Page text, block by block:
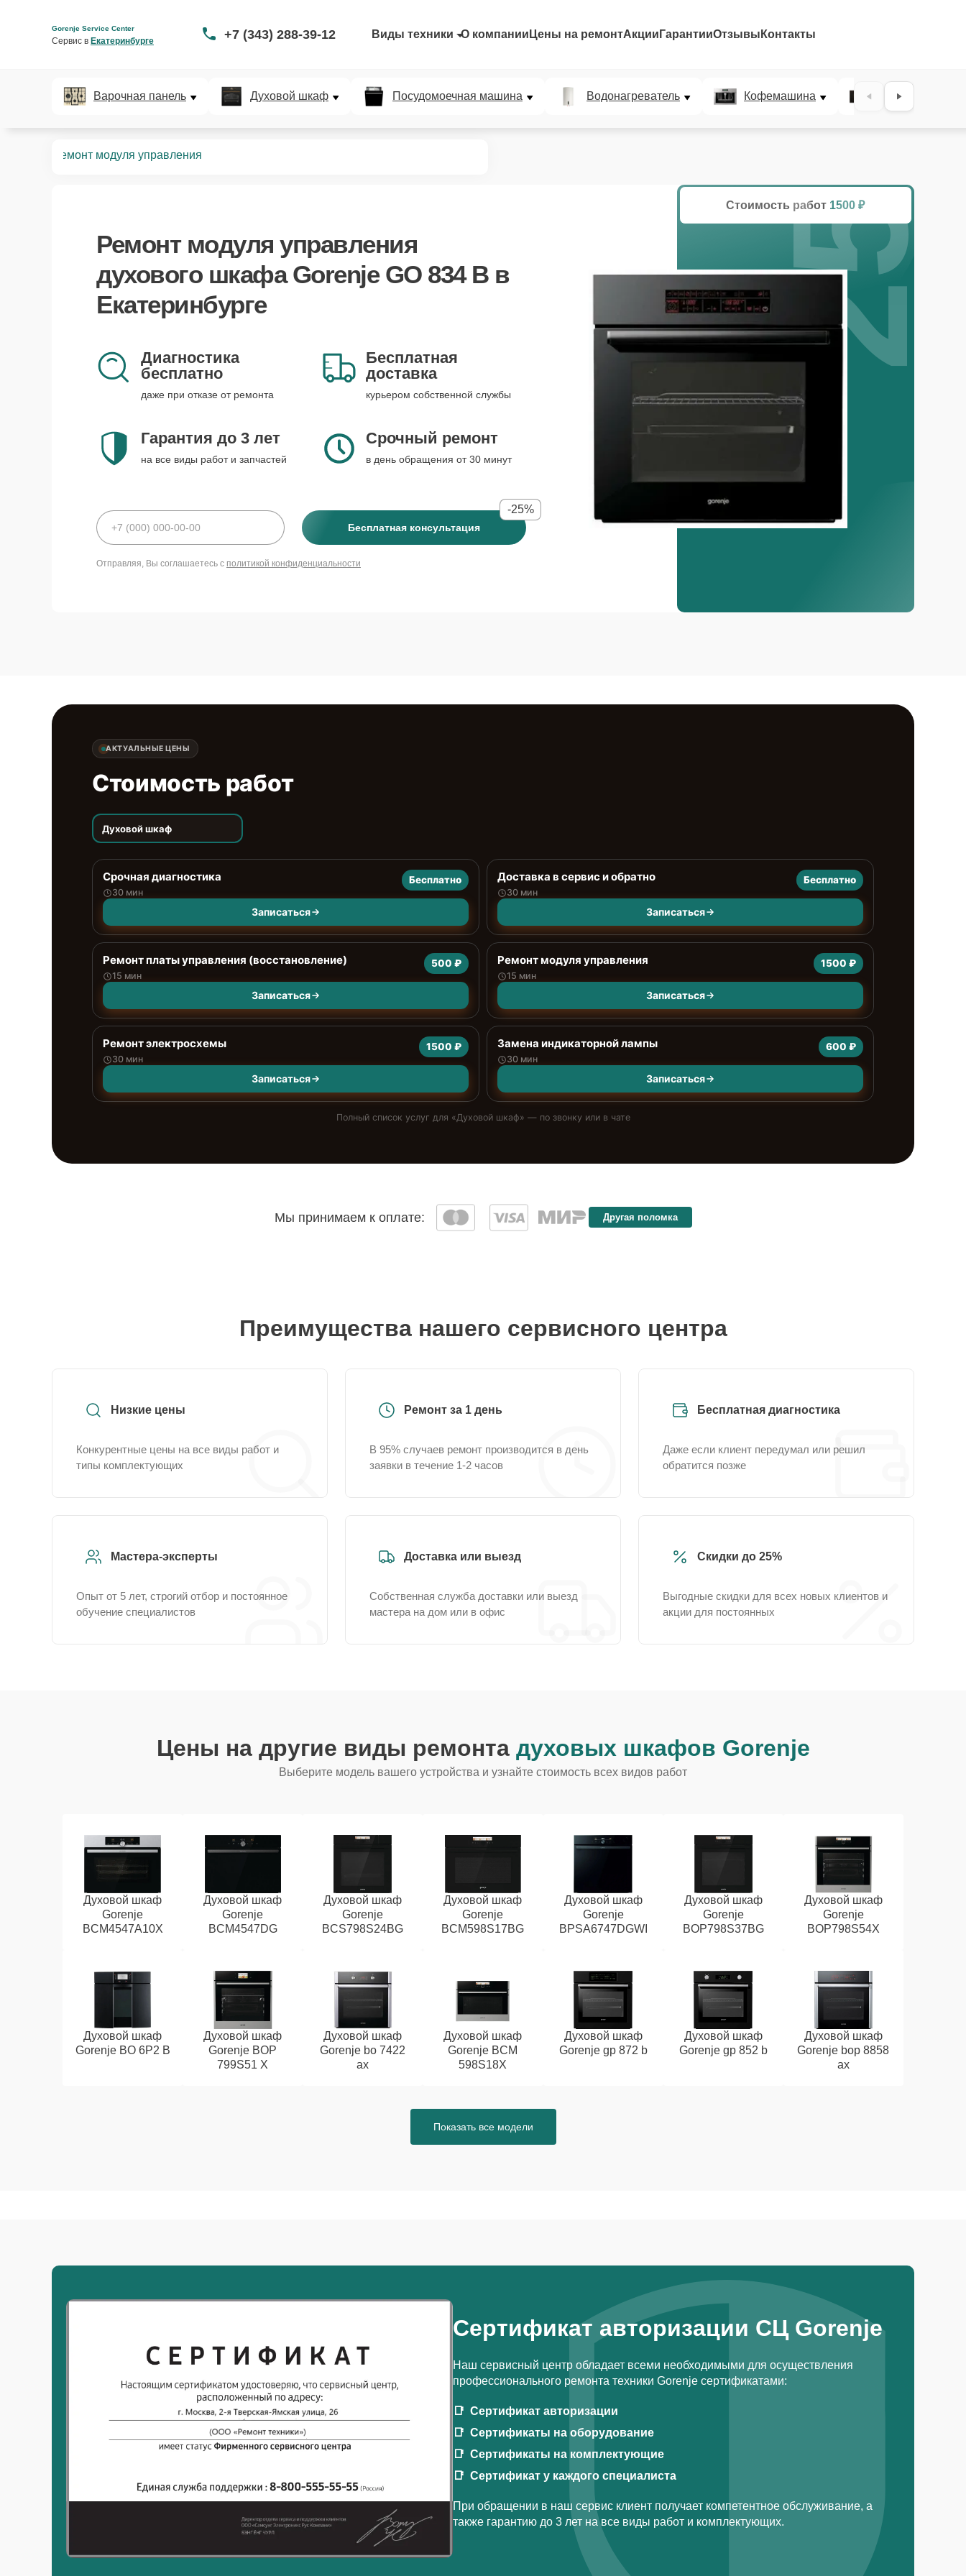
Gorenje Service Center
Сервис в Екатеринбурге +7 (343) 288-39-12 Виды техники О компании Цены на ремонтАкции ГарантииОтзывы Контакты
Варочная панель Духовой шкаф Посудомоечная машина Водонагреватель Кофемашина
Ремонт модуля управления
Ремонт модуля управления
духового шкафа Gorenje GO 834 B в
Екатеринбурге
Диагностика
бесплатно
даже при отказе от ремонта
Бесплатная
доставка
курьером собственной службы
Гарантия до 3 лет
на все виды работ и запчастей
Срочный ремонт
в день обращения от 30 минут
Бесплатная консультация
-25%
Отправляя, Вы соглашаетесь с политикой конфиденциальности
Стоимость работ 1500 ₽
25%
АКТУАЛЬНЫЕ ЦЕНЫ
Стоимость работ
Духовой шкаф
Срочная диагностика
30 мин
Бесплатно
Записаться
Доставка в сервис и обратно
30 мин
Бесплатно
Записаться
Ремонт платы управления (восстановление)
15 мин
500 ₽
Записаться
Ремонт модуля управления
15 мин
1500 ₽
Записаться
Ремонт электросхемы
30 мин
1500 ₽
Записаться
Замена индикаторной лампы
30 мин
600 ₽
Записаться
Полный список услуг для «Духовой шкаф» — по звонку или в чате
Мы принимаем к оплате: Другая поломка
Преимущества нашего сервисного центра
Низкие цены
Конкурентные цены на все виды работ и
типы комплектующих
Ремонт за 1 день
В 95% случаев ремонт производится в день
заявки в течение 1-2 часов
Бесплатная диагностика
Даже если клиент передумал или решил
обратится позже
Мастера-эксперты
Опыт от 5 лет, строгий отбор и постоянное
обучение специалистов
Доставка или выезд
Собственная служба доставки или выезд
мастера на дом или в офис
Скидки до 25%
Выгодные скидки для всех новых клиентов и
акции для постоянных
Цены на другие виды ремонта духовых шкафов Gorenje
Выберите модель вашего устройства и узнайте стоимость всех видов работ
Духовой шкаф
Gorenje
BCM4547A10X
Духовой шкаф
Gorenje
BCM4547DG
Духовой шкаф
Gorenje
BCS798S24BG
Духовой шкаф
Gorenje
BCM598S17BG
Духовой шкаф
Gorenje
BPSA6747DGWI
Духовой шкаф
Gorenje
BOP798S37BG
Духовой шкаф
Gorenje
BOP798S54X
Духовой шкаф
Gorenje BO 6P2 B
Духовой шкаф
Gorenje BOP
799S51 X
Духовой шкаф
Gorenje bo 7422
ax
Духовой шкаф
Gorenje BCM
598S18X
Духовой шкаф
Gorenje gp 872 b
Духовой шкаф
Gorenje gp 852 b
Духовой шкаф
Gorenje bop 8858
ax
Показать все модели
Сертификат авторизации СЦ Gorenje
Наш сервисный центр обладает всеми необходимыми для осуществления
профессионального ремонта техники Gorenje сертификатами:
Сертификат авторизации
Сертификаты на оборудование
Сертификаты на комплектующие
Сертификат у каждого специалиста
При обращении в наш сервис клиент получает компетентное обслуживание, а
также гарантию до 3 лет на все виды работ и комплектующих.